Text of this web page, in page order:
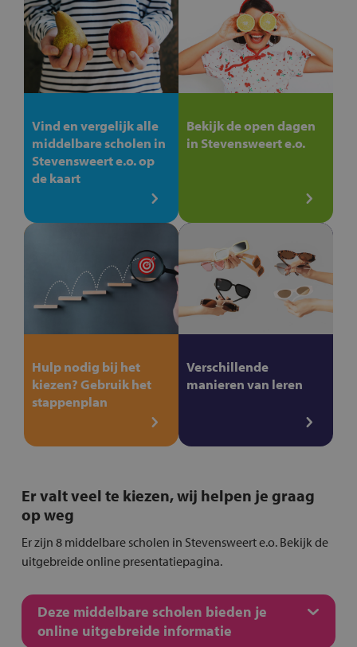
Vind en vergelijk alle
middelbare scholen in
Stevensweert e.o. op
de kaart
Bekijk de open dagen
in Stevensweert e.o.
Hulp nodig bij het
kiezen? Gebruik het
stappenplan
Verschillende
manieren van leren
Er valt veel te kiezen, wij helpen je graag
op weg
Er zijn 8 middelbare scholen in Stevensweert e.o. Bekijk de
uitgebreide online presentatiepagina.
Deze middelbare scholen bieden je
online uitgebreide informatie